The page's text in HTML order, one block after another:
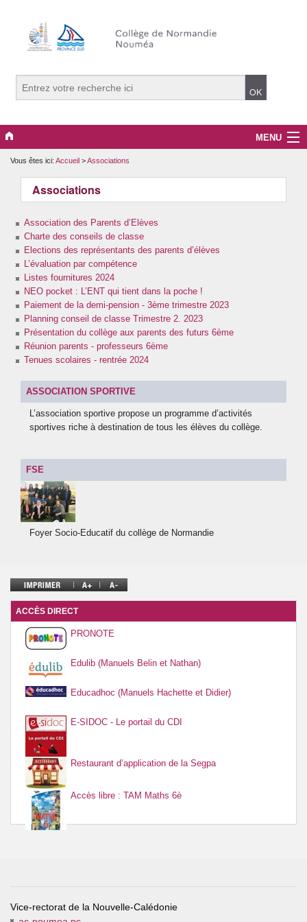
MENU
Archives
Associations
Bien-être
Normandie signe avec nous !
Orientation
Ressources par matière
Vie au collège
Vous êtes ici: Accueil >Associations
Associations
Association des Parents d’Elèves
Charte des conseils de classe
Elections des représentants des parents d’élèves
L’évaluation par compétence
Listes fournitures 2024
NEO pocket : L’ENT qui tient dans la poche !
Paiement de la demi-pension - 3ème trimestre 2023
Planning conseil de classe Trimestre 2. 2023
Présentation du collège aux parents des futurs 6ème
Réunion parents - professeurs 6ème
Tenues scolaires - rentrée 2024
ASSOCIATION SPORTIVE
L’association sportive propose un programme d’activités
sportives riche à destination de tous les élèves du collège.
FSE
Foyer Socio-Educatif du collège de Normandie
ACCÈS DIRECT
PRONOTE
Edulib (Manuels Belin et Nathan)
Educadhoc (Manuels Hachette et Didier)
E-SIDOC - Le portail du CDI
Restaurant d’application de la Segpa
Accès libre : TAM Maths 6è
Vice-rectorat de la Nouvelle-Calédonie